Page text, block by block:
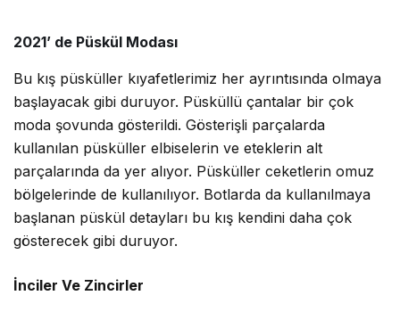
2021’ de Püskül Modası
Bu kış püsküller kıyafetlerimiz her ayrıntısında olmaya
başlayacak gibi duruyor. Püsküllü çantalar bir çok
moda şovunda gösterildi. Gösterişli parçalarda
kullanılan püsküller elbiselerin ve eteklerin alt
parçalarında da yer alıyor. Püsküller ceketlerin omuz
bölgelerinde de kullanılıyor. Botlarda da kullanılmaya
başlanan püskül detayları bu kış kendini daha çok
gösterecek gibi duruyor.
İnciler Ve Zincirler